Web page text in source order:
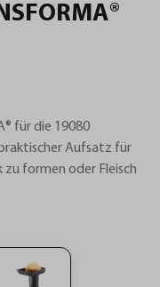
für die 19080
Aufsatz für
zu formen oder Fleisch